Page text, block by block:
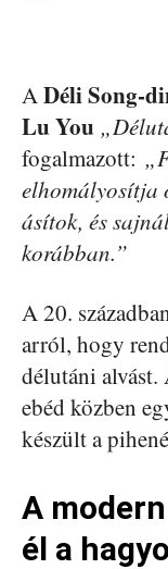
ADéli Song-
Lu You
fogalmazott:
elhomályosítja
ásítok, és
korábban.”
A 20.
arról, hogy
délutáni
ebéd közben
készült a
A
él a